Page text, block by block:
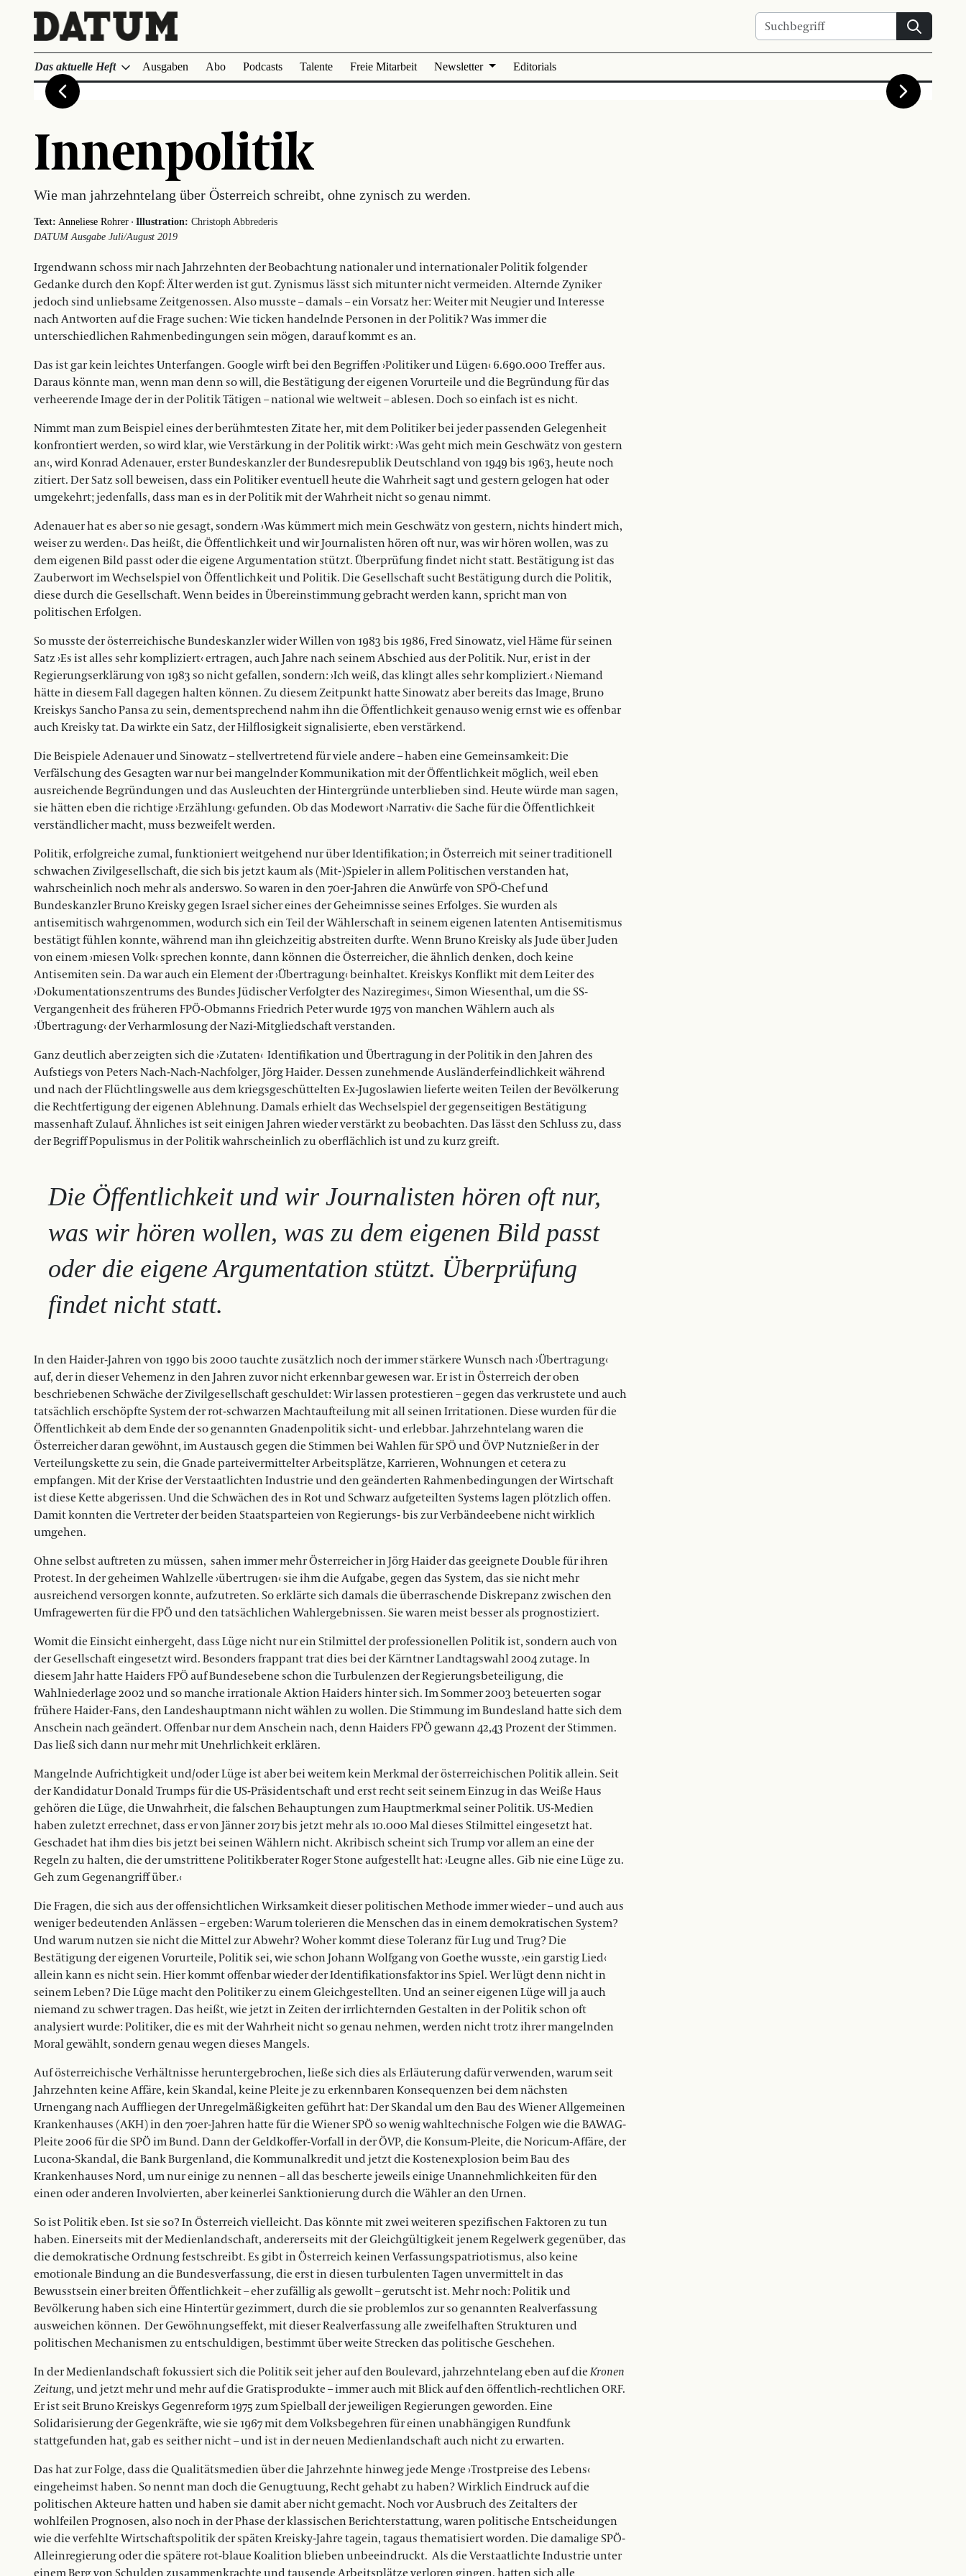
Suchen
Das aktuelle Heft Ausgaben Abo Podcasts Talente Freie Mitarbeit Newsletter Editorials
Innenpolitik
Wie man jahrzehntelang über Österreich schreibt, ohne zynisch zu werden.
Text: Anneliese Rohrer · Illustration: Christoph Abbrederis
DATUM Ausgabe Juli/August 2019
Irgendwann schoss mir nach Jahrzehnten der Beobachtung nationaler und internationaler Politik folgender
Gedanke durch den Kopf: Älter werden ist gut. Zynismus lässt sich mitunter nicht vermeiden. Alternde Zyniker
jedoch sind unliebsame Zeitgenossen. Also musste – damals – ein Vorsatz her: Weiter mit Neugier und Interesse
nach Antworten auf die Frage suchen: Wie ticken handelnde Personen in der Politik? Was immer die
unterschiedlichen Rahmenbedingungen sein mögen, darauf kommt es an.
Das ist gar kein leichtes Unterfangen. Google wirft bei den Begriffen ›Politiker und Lügen‹ 6.690.000 Treffer aus.
Daraus könnte man, wenn man denn so will, die Bestätigung der eigenen Vorurteile und die Begründung für das
verheerende Image der in der Politik Tätigen – national wie weltweit – ablesen. Doch so einfach ist es nicht.
Nimmt man zum Beispiel eines der berühmtesten Zitate her, mit dem Politiker bei jeder passenden Gelegenheit
konfrontiert werden, so wird klar, wie Verstärkung in der Politik wirkt: ›Was geht mich mein Geschwätz von gestern
an‹, wird Konrad Adenauer, erster Bundeskanzler der Bundesrepublik Deutschland von 1949 bis 1963, heute noch
zitiert. Der Satz soll beweisen, dass ein Politiker eventuell heute die Wahrheit sagt und gestern gelogen hat oder
umgekehrt; jedenfalls, dass man es in der Politik mit der Wahrheit nicht so genau nimmt.
Adenauer hat es aber so nie gesagt, sondern ›Was kümmert mich mein Geschwätz von gestern, nichts hindert mich,
weiser zu werden‹. Das heißt, die Öffentlichkeit und wir Journalisten hören oft nur, was wir hören wollen, was zu
dem eigenen Bild passt oder die eigene Argumentation stützt. Überprüfung findet nicht statt. Bestätigung ist das
Zauberwort im Wechselspiel von Öffentlichkeit und Politik. Die Gesellschaft sucht Bestätigung durch die Politik,
diese durch die Gesellschaft. Wenn beides in Übereinstimmung gebracht werden kann, spricht man von
politischen Erfolgen.
So musste der österreichische Bundeskanzler wider Willen von 1983 bis 1986, Fred Sinowatz, viel Häme für seinen
Satz ›Es ist alles sehr kompliziert‹ ertragen, auch Jahre nach seinem Abschied aus der Politik. Nur, er ist in der
Regierungserklärung von 1983 so nicht gefallen, sondern: ›Ich weiß, das klingt alles sehr kompliziert.‹ Niemand
hätte in diesem Fall dagegen halten können. Zu diesem Zeitpunkt hatte Sinowatz aber bereits das Image, Bruno
Kreiskys Sancho Pansa zu sein, dementsprechend nahm ihn die Öffentlichkeit genauso wenig ernst wie es offenbar
auch Kreisky tat. Da wirkte ein Satz, der Hilflosigkeit signalisierte, eben verstärkend.
Die Beispiele Adenauer und Sinowatz – stellvertretend für viele andere – haben eine Gemeinsamkeit: Die
Verfälschung des Gesagten war nur bei mangelnder Kommunikation mit der Öffentlichkeit möglich, weil eben
ausreichende Begründungen und das Ausleuchten der Hintergründe unterblieben sind. Heute würde man sagen,
sie hätten eben die richtige ›Erzählung‹ gefunden. Ob das Modewort ›Narrativ‹ die Sache für die Öffentlichkeit
verständlicher macht, muss bezweifelt werden.
Politik, erfolgreiche zumal, funktioniert weitgehend nur über Identifikation; in Österreich mit seiner traditionell
schwachen Zivilgesellschaft, die sich bis jetzt kaum als (Mit-)Spieler in allem Politischen verstanden hat,
wahrscheinlich noch mehr als anderswo. So waren in den 70er-Jahren die Anwürfe von SPÖ-Chef und
Bundeskanzler Bruno Kreisky gegen Israel sicher eines der Geheimnisse seines Erfolges. Sie wurden als
antisemitisch wahrgenommen, wodurch sich ein Teil der Wählerschaft in seinem eigenen latenten Antisemitismus
bestätigt fühlen konnte, während man ihn gleichzeitig abstreiten durfte. Wenn Bruno Kreisky als Jude über Juden
von einem ›miesen Volk‹ sprechen konnte, dann können die Österreicher, die ähnlich denken, doch keine
Antisemiten sein. Da war auch ein Element der ›Übertragung‹ beinhaltet. Kreiskys Konflikt mit dem Leiter des
›Dokumentationszentrums des Bundes Jüdischer Verfolgter des Naziregimes‹, Simon Wiesenthal, um die SS-
Vergangenheit des früheren FPÖ-Obmanns Friedrich Peter wurde 1975 von manchen Wählern auch als
›Übertragung‹ der Verharmlosung der Nazi-Mitgliedschaft verstanden.
Ganz deutlich aber zeigten sich die ›Zutaten‹ Identifikation und Übertragung in der Politik in den Jahren des
Aufstiegs von Peters Nach-Nach-Nachfolger, Jörg Haider. Dessen zunehmende Ausländerfeindlichkeit während
und nach der Flüchtlingswelle aus dem kriegsgeschüttelten Ex-Jugoslawien lieferte weiten Teilen der Bevölkerung
die Rechtfertigung der eigenen Ablehnung. Damals erhielt das Wechselspiel der gegenseitigen Bestätigung
massenhaft Zulauf. Ähnliches ist seit einigen Jahren wieder verstärkt zu beobachten. Das lässt den Schluss zu, dass
der Begriff Populismus in der Politik wahrscheinlich zu oberflächlich ist und zu kurz greift.
Die Öffentlichkeit und wir Journalisten hören oft nur,
was wir hören wollen, was zu dem eigenen Bild passt
oder die eigene Argumentation stützt. Überprüfung
findet nicht statt.
In den Haider-Jahren von 1990 bis 2000 tauchte zusätzlich noch der immer stärkere Wunsch nach ›Übertragung‹
auf, der in dieser Vehemenz in den Jahren zuvor nicht erkennbar gewesen war. Er ist in Österreich der oben
beschriebenen Schwäche der Zivilgesellschaft geschuldet: Wir lassen protestieren – gegen das verkrustete und auch
tatsächlich erschöpfte System der rot-schwarzen Machtaufteilung mit all seinen Irritationen. Diese wurden für die
Öffentlichkeit ab dem Ende der so genannten Gnadenpolitik sicht- und erlebbar. Jahrzehntelang waren die
Österreicher daran gewöhnt, im Austausch gegen die Stimmen bei Wahlen für SPÖ und ÖVP Nutznießer in der
Verteilungskette zu sein, die Gnade parteivermittelter Arbeitsplätze, Karrieren, Wohnungen et cetera zu
empfangen. Mit der Krise der Verstaatlichten Industrie und den geänderten Rahmenbedingungen der Wirtschaft
ist diese Kette abgerissen. Und die Schwächen des in Rot und Schwarz aufgeteilten Systems lagen plötzlich offen.
Damit konnten die Vertreter der beiden Staatsparteien von Regierungs- bis zur Verbändeebene nicht wirklich
umgehen.
Ohne selbst auftreten zu müssen, sahen immer mehr Österreicher in Jörg Haider das geeignete Double für ihren
Protest. In der geheimen Wahlzelle ›übertrugen‹ sie ihm die Aufgabe, gegen das System, das sie nicht mehr
ausreichend versorgen konnte, aufzutreten. So erklärte sich damals die überraschende Diskrepanz zwischen den
Umfragewerten für die FPÖ und den tatsächlichen Wahlergebnissen. Sie waren meist besser als prognostiziert.
Womit die Einsicht einhergeht, dass Lüge nicht nur ein Stilmittel der professionellen Politik ist, sondern auch von
der Gesellschaft eingesetzt wird. Besonders frappant trat dies bei der Kärntner Landtagswahl 2004 zutage. In
diesem Jahr hatte Haiders FPÖ auf Bundes­ebene schon die Turbulenzen der Regierungsbeteiligung, die
Wahlniederlage 2002 und so manche irrationale Aktion Haiders hinter sich. Im Sommer 2003 beteuerten sogar
frühere Haider-Fans, den Landeshauptmann nicht wählen zu wollen. Die Stimmung im Bundesland hatte sich dem
Anschein nach geändert. Offenbar nur dem Anschein nach, denn Haiders FPÖ gewann 42,43 Prozent der Stimmen.
Das ließ sich dann nur mehr mit Unehrlichkeit erklären.
Mangelnde Aufrichtigkeit und/oder Lüge ist aber bei weitem kein Merkmal der österreichischen Politik allein. Seit
der Kandidatur Donald Trumps für die US-Präsidentschaft und erst recht seit seinem Einzug in das Weiße Haus
gehören die Lüge, die Unwahrheit, die falschen Behauptungen zum Hauptmerkmal seiner Politik. US-Medien
haben zuletzt errechnet, dass er von Jänner 2017 bis jetzt mehr als 10.000 Mal dieses Stilmittel eingesetzt hat.
Geschadet hat ihm dies bis jetzt bei seinen Wählern nicht. Akribisch scheint sich Trump vor allem an eine der
Regeln zu halten, die der umstrittene Politikberater Roger Stone aufgestellt hat: ›Leugne alles. Gib nie eine Lüge zu.
Geh zum Gegenangriff über.‹
Die Fragen, die sich aus der offensichtlichen Wirksamkeit dieser politischen Methode immer wieder – und auch aus
weniger bedeutenden Anlässen – ergeben: Warum tolerieren die Menschen das in einem demokratischen System?
Und warum nutzen sie nicht die Mittel zur Abwehr? Woher kommt diese Toleranz für Lug und Trug? Die
Bestätigung der eigenen Vorurteile, Politik sei, wie schon Johann Wolfgang von Goethe wusste, ›ein garstig Lied‹
allein kann es nicht sein. Hier kommt offenbar wieder der Identifikationsfaktor ins Spiel. Wer lügt denn nicht in
seinem Leben? Die Lüge macht den Politiker zu einem Gleichgestellten. Und an seiner eigenen Lüge will ja auch
niemand zu schwer tragen. Das heißt, wie jetzt in Zeiten der irrlichternden Gestalten in der Politik schon oft
analysiert wurde: Politiker, die es mit der Wahrheit nicht so genau nehmen, werden nicht trotz ihrer mangelnden
Moral gewählt, sondern genau wegen dieses Mangels.
Auf österreichische Verhältnisse heruntergebrochen, ließe sich dies als Erläuterung dafür verwenden, warum seit
Jahrzehnten keine Affäre, kein Skandal, keine Pleite je zu erkennbaren Konsequenzen bei dem nächsten
Urnengang nach Auffliegen der Unregelmäßigkeiten geführt hat: Der Skandal um den Bau des Wiener Allgemeinen
Krankenhauses (AKH) in den 70er-Jahren hatte für die Wiener SPÖ so wenig wahltechnische Folgen wie die BAWAG-
Pleite 2006 für die SPÖ im Bund. Dann der Geldkoffer-Vorfall in der ÖVP, die Konsum-Pleite, die Noricum-Affäre, der
Lucona-Skandal, die Bank Burgenland, die Kommunalkredit und jetzt die Kostenexplosion beim Bau des
Krankenhauses Nord, um nur einige zu nennen – all das bescherte jeweils einige Unannehmlichkeiten für den
einen oder anderen Involvierten, aber keinerlei Sanktionierung durch die Wähler an den Urnen.
So ist Politik eben. Ist sie so? In Österreich vielleicht. Das könnte mit zwei weiteren spezifischen Faktoren zu tun
haben. Einerseits mit der Medienlandschaft, andererseits mit der Gleichgültigkeit jenem Regelwerk gegenüber, das
die demokratische Ordnung festschreibt. Es gibt in Österreich keinen Verfassungspatriotismus, also keine
emotionale Bindung an die Bundesverfassung, die erst in diesen turbulenten Tagen unvermittelt in das
Bewusstsein einer breiten Öffentlichkeit – eher zufällig als gewollt – gerutscht ist. Mehr noch: Politik und
Bevölkerung haben sich eine Hintertür gezimmert, durch die sie problemlos zur so genannten Realverfassung
ausweichen können. Der Gewöhnungseffekt, mit dieser Realverfassung alle zweifelhaften Strukturen und
politischen Mechanismen zu entschuldigen, bestimmt über weite Strecken das politische Geschehen.
In der Medienlandschaft fokussiert sich die Politik seit jeher auf den Boulevard, jahrzehntelang eben auf dieKronen
Zeitung, und jetzt mehr und mehr auf die Gratisprodukte – immer auch mit Blick auf den öffentlich-rechtlichen ORF.
Er ist seit Bruno Kreiskys Gegenreform 1975 zum Spielball der jeweiligen Regierungen geworden. Eine
Solidarisierung der Gegenkräfte, wie sie 1967 mit dem Volksbegehren für einen unabhängigen Rundfunk
stattgefunden hat, gab es seither nicht – und ist in der neuen Medienlandschaft auch nicht zu erwarten.
Das hat zur Folge, dass die Qualitätsmedien über die Jahrzehnte hinweg jede Menge ›Trostpreise des Lebens‹
eingeheimst haben. So nennt man doch die Genugtuung, Recht gehabt zu haben? Wirklich Eindruck auf die
politischen Akteure hatten und haben sie damit aber nicht gemacht. Noch vor Ausbruch des Zeitalters der
wohlfeilen Prognosen, also noch in der Phase der klassischen Berichterstattung, waren politische Entscheidungen
wie die verfehlte Wirtschaftspolitik der späten Kreisky-Jahre tagein, tagaus thematisiert worden. Die damalige SPÖ-
Alleinregierung oder die spätere rot-blaue Koalition blieben unbeeindruckt. Als die Verstaatlichte Industrie unter
einem Berg von Schulden zusammenkrachte und tausende Arbeitsplätze verloren gingen, hatten sich alle